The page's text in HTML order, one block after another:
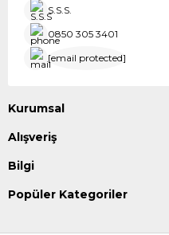
S.S.S.
0850 305 3401
[email protected]
Kurumsal
Alışveriş
Bilgi
Popüler Kategoriler